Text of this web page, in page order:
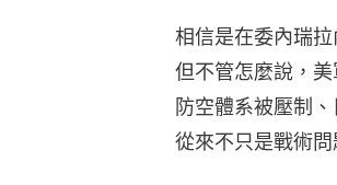
相信是在委內瑞
但不管怎麼說，
防空體系被壓制
從來不只是戰術問